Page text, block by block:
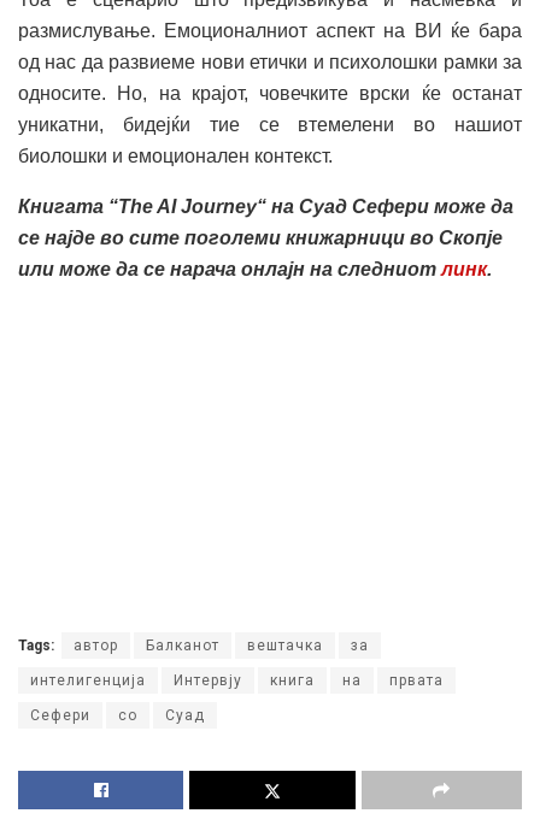
размислување. Емоционалниот аспект на ВИ ќе бара
од нас да развиеме нови етички и психолошки рамки за
односите. Но, на крајот, човечките врски ќе останат
уникатни, бидејќи тие се втемелени во нашиот
биолошки и емоционален контекст.
Книгата “The AI Journey“ на Суад Сефери може да
се најде во сите поголеми книжарници во Скопје
или може да се нарача онлајн на следниотлинк.
Tags: автор Балканот вештачка за
интелигенција Интервју книга на првата
Сефери со Суад